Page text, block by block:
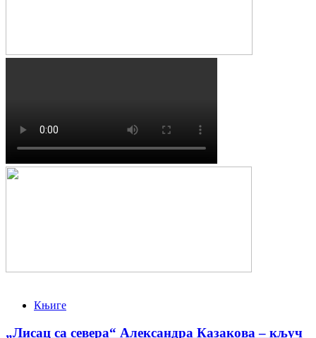
Књиге
„Лисац са севера“ Александра Казакова – кључ